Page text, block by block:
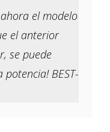
el modelo
el anterior
se puede
BEST-